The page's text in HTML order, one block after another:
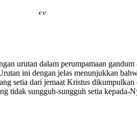
urutan dalam perumpamaan
ini dengan jelas menunjukkan
setia dari jemaat Kristus
tidak sungguh-sungguh setia kepada-